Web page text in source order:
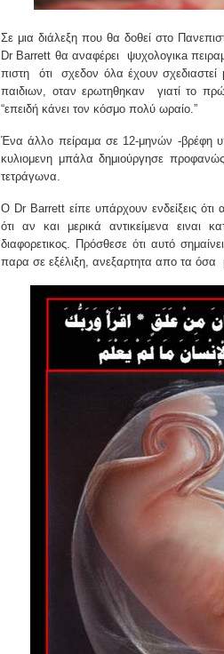
Σε μια διάλεξη που θα δοθεί στο
Dr Barrett θα αναφέρει ψυχολογικa
πιστη
ότι
σχεδον όλα έχουν
παιδιων, οταν ερωτηθηκαν
γιατί το
“επειδή κάνει τον κόσμο πολύ ωραίο.”
Ένα άλλο πείραμα σε 12-μηνών -βρέφη
κυλιoμενη μπάλα δημιούργησε
τετράγωνα.
O Dr Barrett είπε υπάρχουν ενδείξεις
ότι αν και μερικά αντικείμενα ειναι
διαφορετικος. Πρόσθεσε ότι αυτό
παρα σε εξέλιξη, ανεξαρτητα απο τα όσα